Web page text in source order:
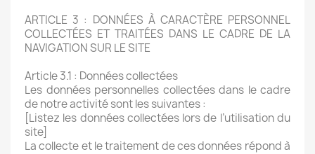
ARTICLE 3 : DONNÉES À CARACTÈRE PERSONNEL
COLLECTÉES ET TRAITÉES DANS LE CADRE DE LA
NAVIGATION SUR LE SITE
Article 3.1 : Données collectées
Les données personnelles collectées dans le cadre
de notre activité sont les suivantes :
[Listez les données collectées lors de l’utilisation du
site]
La collecte et le traitement de ces données répond à